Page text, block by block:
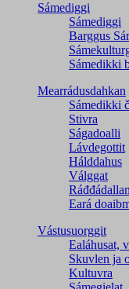
Sámediggi
Sámediggi
Barggus
Sámedikki
Mearrádusdahkan
Sámedikki
Stivra
Ságadoalli
Lávdegottit
Hálddahus
Válggat
Eará
Vástusuorggit
Ealáhusat,
Skuvlen ja
Kultuvra